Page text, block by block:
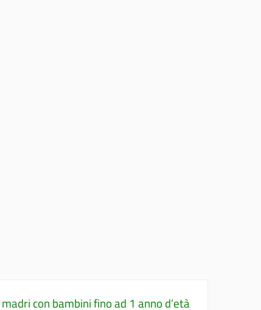
con bambini fino ad 1 anno d’età